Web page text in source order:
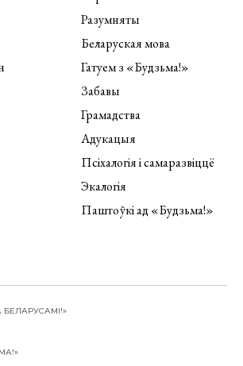
Разумняты
Беларуская мова
Гатуем з «Будзьма!»
Забавы
Грамадства
Адукацыя
Псіхалогія і самаразвіццё
Экалогія
Паштоўкі ад «Будзьма!»